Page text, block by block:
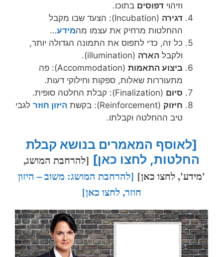
וזיהוי דפוסים בתוכו.
דגירה
(Incubation): הצעד שבו מקבל
ההחלטות מרחיק את עצמו מהמידע…
כל זה, כדי לתפוס את התמונה הגדולה יותר,
ולקבל הארה (illumination).
ביצוע התאמות
(Accommodation): פה
מתעוררות שאלות, ספקות וחילוקי דעות.
סיום (Finalization): קבלת החלטה סופית.
חיזוק (Reinforcement): בקשת היזון חוזר לגבי
טיב ההחלטה וקבלתו.
[לאוסף המאמרים בנושא קבלת
החלטות, לחצו כאן] [להרחבת המושג,
'מידע', לחצו כאן] [להרחבת המושג: משוב – היזון
חוזר, לחצו כאן]